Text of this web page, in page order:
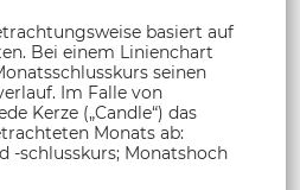
basiert auf
Bei einem Linienchart
seinen
Im Falle von
Kerze („Candle“) das
Monats ab:
-schlusskurs; Monatshoch